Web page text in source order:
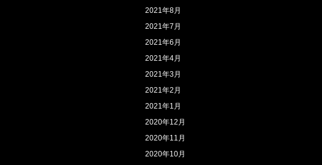
2021年8月
2021年7月
2021年6月
2021年4月
2021年3月
2021年2月
2021年1月
2020年12月
2020年11月
2020年10月